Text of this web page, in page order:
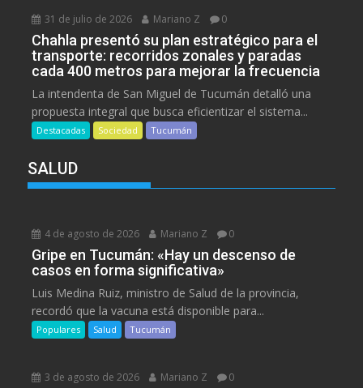
31 de julio de 2026 Mariano Z 0
Chahla presentó su plan estratégico para el
transporte: recorridos zonales y paradas
cada 400 metros para mejorar la frecuencia
La intendenta de San Miguel de Tucumán detalló una
propuesta integral que busca eficientizar el sistema...
Destacadas Sociedad Tucumán
SALUD
4 de agosto de 2026 Mariano Z 0
Gripe en Tucumán: «Hay un descenso de
casos en forma significativa»
Luis Medina Ruiz, ministro de Salud de la provincia,
recordó que la vacuna está disponible para...
Populares Salud Tucumán
3 de agosto de 2026 Mariano Z 0